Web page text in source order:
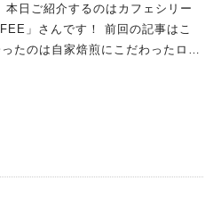
ease coffeeさんでは、コーヒー
です。 詳しくは、公式I
を要チェックです！ 最後
す！ 前回の記事はこ
たのは自家焙煎にこだわったロー
さんは、柏駅から徒歩7分ほど。
位置します。 ウラカシと
の都市、柏市。 その中心地とな